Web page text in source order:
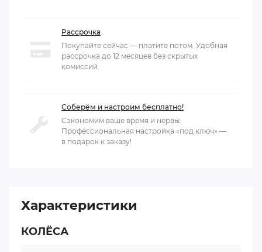
Рассрочка
Покупайте сейчас — платите потом. Удобная
рассрочка до 12 месяцев без скрытых
комиссий.
Соберём и настроим бесплатно!
Сэкономим ваше время и нервы.
Профессиональная настройка «под ключ» —
в подарок к заказу!
Характеристики
КОЛЁСА